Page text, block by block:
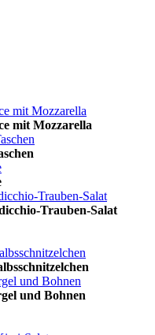
mit Mozzarella
Trauben-Salat
und Bohnen